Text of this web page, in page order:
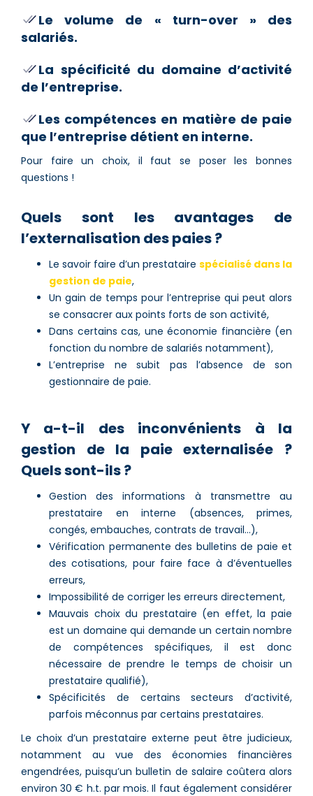
Le volume de « turn-over » des
salariés.
La spécificité du domaine d’activité
de l’entreprise.
Les compétences en matière de paie
que l’entreprise détient en interne.
Pour faire un choix, il faut se poser les bonnes
questions !
Quels sont les avantages de
l’externalisation des paies ?
Le savoir faire d’un prestataire spécialisé dans la
gestion de paie,
Un gain de temps pour l’entreprise qui peut alors
se consacrer aux points forts de son activité,
Dans certains cas, une économie financière (en
fonction du nombre de salariés notamment),
L’entreprise ne subit pas l’absence de son
gestionnaire de paie.
Y a-t-il des inconvénients à la
gestion de la paie externalisée ?
Quels sont-ils ?
Gestion des informations à transmettre au
prestataire en interne (absences, primes,
congés, embauches, contrats de travail…),
Vérification permanente des bulletins de paie et
des cotisations, pour faire face à d’éventuelles
erreurs,
Impossibilité de corriger les erreurs directement,
Mauvais choix du prestataire (en effet, la paie
est un domaine qui demande un certain nombre
de compétences spécifiques, il est donc
nécessaire de prendre le temps de choisir un
prestataire qualifié),
Spécificités de certains secteurs d’activité,
parfois méconnus par certains prestataires.
Le choix d’un prestataire externe peut être judicieux,
notamment au vue des économies financières
engendrées, puisqu’un bulletin de salaire coûtera alors
environ 30 € h.t. par mois. Il faut également considérer